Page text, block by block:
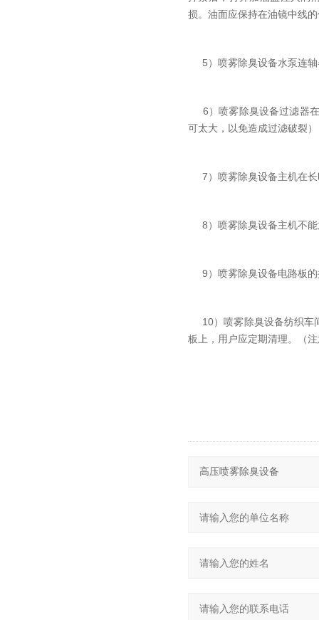
损。油面应保持在油镜中线
5）喷雾除臭设备水泵连轴
6）喷雾除臭设备过滤器在
可太大，以免造成过滤破裂）
7）喷雾除臭设备主机在长
8）喷雾除臭设备主机不能
9）喷雾除臭设备电路板的
10）喷雾除臭设备纺织车
板上，用户应定期清理。（